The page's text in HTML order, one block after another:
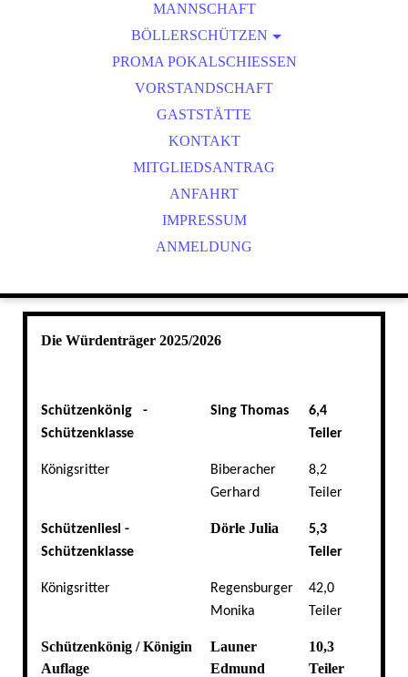
SCHÜTZENKÖNIGE
VEREINSMEISTER
MANNSCHAFT
BÖLLERSCHÜTZEN
OKTOBERFEST & BÖLLERSCHIESSEN
BILDER HUBERTUSMESSE
VIDEO NEUJAHRSBÖLLERN
BILDER BÖLLER
PROMA POKALSCHIESSEN
VORSTANDSCHAFT
GASTSTÄTTE
KONTAKT
MITGLIEDSANTRAG
ANFAHRT
IMPRESSUM
ANMELDUNG
Die Würdenträger 2025/2026
Schützenkönig -
Schützenklasse
Sing Thomas
6,4
Teiler
Königsritter
Biberacher
Gerhard
8,2
Teiler
Schützenliesl -
Schützenklasse
Dörle Julia
5,3
Teiler
Königsritter
Regensburger
Monika
42,0
Teiler
Schützenkönig / Königin
Auflage
Launer
Edmund
10,3
Teiler